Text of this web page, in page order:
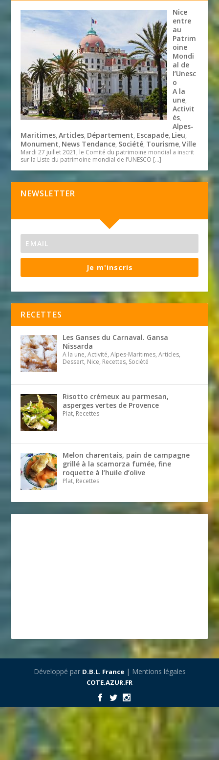
Nice
entre
au
Patrim
oine
Mondi
al de
l’Unesc
o
A la
une,
Activit
és,
Alpes-
Maritimes,Articles, Département, Escapade, Lieu,
Monument, News Tendance, Société, Tourisme,Ville
Mardi 27 juillet 2021, le Comité du patrimoine mondial a inscrit
sur la Liste du patrimoine mondial de l’UNESCO […]
NEWSLETTER
Je m'inscris
RECETTES
Les Ganses du Carnaval. Gansa
Nissarda
A la une, Activité, Alpes-Maritimes, Articles,
Dessert, Nice, Recettes, Société
Risotto crémeux au parmesan,
asperges vertes de Provence
Plat, Recettes
Melon charentais, pain de campagne
grillé à la scamorza fumée, fine
roquette à l’huile d’olive
Plat, Recettes
Développé par D.B.L. France| Mentions légales
COTE.AZUR.FR